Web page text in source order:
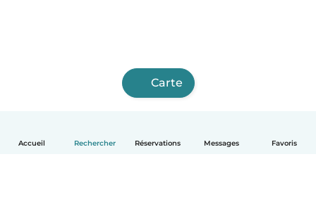
Accueil Rechercher Réservations Messages Favoris
Carte